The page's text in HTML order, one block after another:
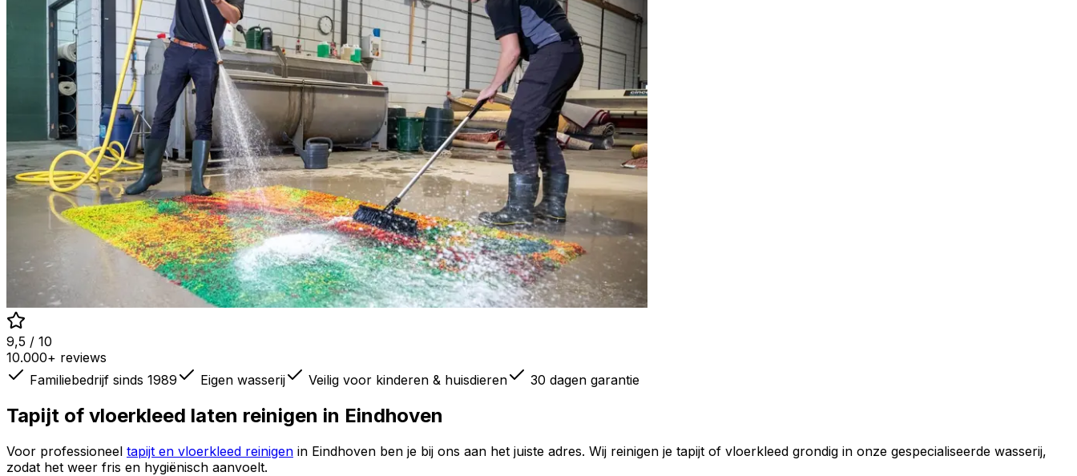
9,5 / 10
10.000+ reviews
Familiebedrijf sinds 1989
Eigen wasserij Veilig voor kinderen & huisdieren 30 dagen garantie
Tapijt of vloerkleed laten reinigen in Eindhoven
Voor professioneel tapijt en vloerkleed reinigen in Eindhoven ben je bij ons aan het juiste adres. Wij reinigen je tapijt of vloerkleed grondig in onze gespecialiseerde wasserij,
zodat het weer fris en hygiënisch aanvoelt.